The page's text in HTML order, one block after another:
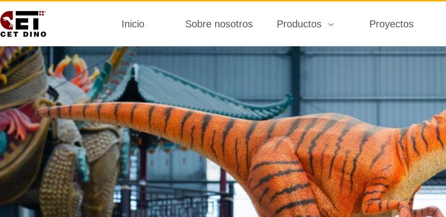
Inicio Sobre nosotros Productos Proyectos